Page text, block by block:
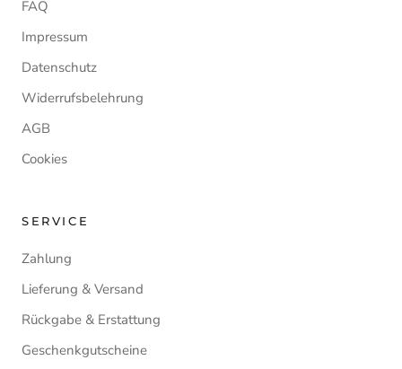
FAQ
Impressum
Datenschutz
Widerrufsbelehrung
AGB
Cookies
SERVICE
Zahlung
Lieferung & Versand
Rückgabe & Erstattung
Geschenkgutscheine